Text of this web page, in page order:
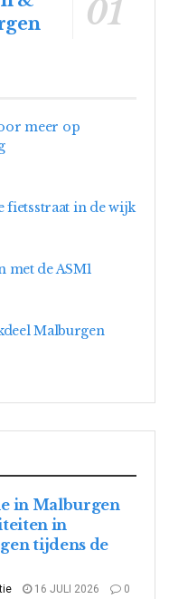
meer op
fietsstraat in de wijk
de ASM1
Malburgen
in Malburgen
in
tijdens de
16 JULI 2026 0